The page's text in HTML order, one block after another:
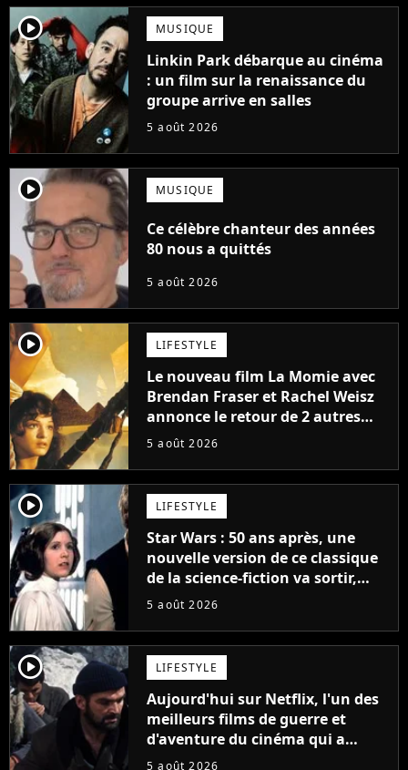
player2 MUSIQUE
Linkin Park débarque au cinéma
: un film sur la renaissance du
groupe arrive en salles
5 août 2026
player2 MUSIQUE
Ce célèbre chanteur des années
80 nous a quittés
5 août 2026
player2 LIFESTYLE
Le nouveau film La Momie avec
Brendan Fraser et Rachel Weisz
annonce le retour de 2 autres
personnages emblématiques de
5 août 2026
player2 LIFESTYLE
Star Wars : 50 ans après, une
nouvelle version de ce classique
de la science-fiction va sortir,
mais on ne la verra jamais en
5 août 2026
player2 LIFESTYLE
Aujourd'hui sur Netflix, l'un des
meilleurs films de guerre et
d'aventure du cinéma qui a
connu un succès retentissant à
5 août 2026